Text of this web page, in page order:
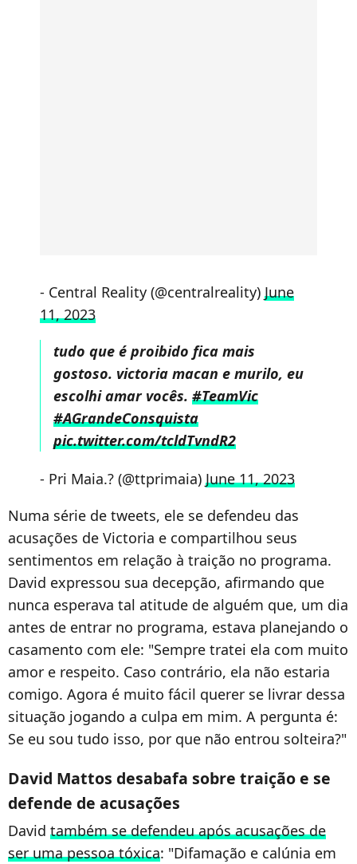
- Central Reality (@centralreality) June
11, 2023
tudo que é proibido fica mais
gostoso. victoria macan e murilo, eu
escolhi amar vocês. #TeamVic
#AGrandeConsquista
pic.twitter.com/tcldTvndR2
- Pri Maia.? (@ttprimaia) June 11, 2023
Numa série de tweets, ele se defendeu das
acusações de Victoria e compartilhou seus
sentimentos em relação à traição no programa.
David expressou sua decepção, afirmando que
nunca esperava tal atitude de alguém que, um dia
antes de entrar no programa, estava planejando o
casamento com ele: "Sempre tratei ela com muito
amor e respeito. Caso contrário, ela não estaria
comigo. Agora é muito fácil querer se livrar dessa
situação jogando a culpa em mim. A pergunta é:
Se eu sou tudo isso, por que não entrou solteira?"
David Mattos desabafa sobre traição e se
defende de acusações
David também se defendeu após acusações de
ser uma pessoa tóxica: "Difamação e calúnia em